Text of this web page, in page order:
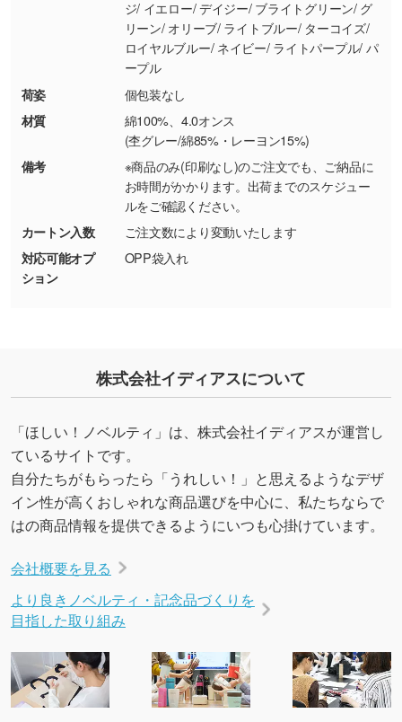
ター部分の輪郭がはっきりしているデータは切
り抜き処理が可能です。→詳しく見る
しの作り方が分からない
印刷したいデータが印刷範囲よりも小さい場
合、シンプルな色・柄の背景であれば拡張が可
能です。→
詳しく見る
・デザインにQRコードを入れたい／QRコード
を生成してほしい
URLをご指定いただければ、QRコードを生成
いたします。配置のご相談にも応じています。
ジ/ イエロー/ デイジー/ ブライトグリーン/ グ
リーン/ オリーブ/ ライトブルー/ ターコイズ/
ロイヤルブルー/ ネイビー/ ライトパープル/ パ
ープル
荷姿
個包装なし
材質
綿100%、4.0オンス
(杢グレー/綿85%・レーヨン15%)
備考
※商品のみ(印刷なし)のご注文でも、ご納品に
お時間がかかります。出荷までのスケジュー
ルをご確認ください。
カートン入数
ご注文数により変動いたします
対応可能オプ
ション
OPP袋入れ
株式会社イディアスについて
「ほしい！ノベルティ」は、株式会社イディアスが運営し
ているサイトです。
自分たちがもらったら「うれしい！」と思えるようなデザ
イン性が高くおしゃれな商品選びを中心に、私たちならで
はの商品情報を提供できるようにいつも心掛けています。
会社概要を見る
より良きノベルティ・記念品づくりを
目指した取り組み